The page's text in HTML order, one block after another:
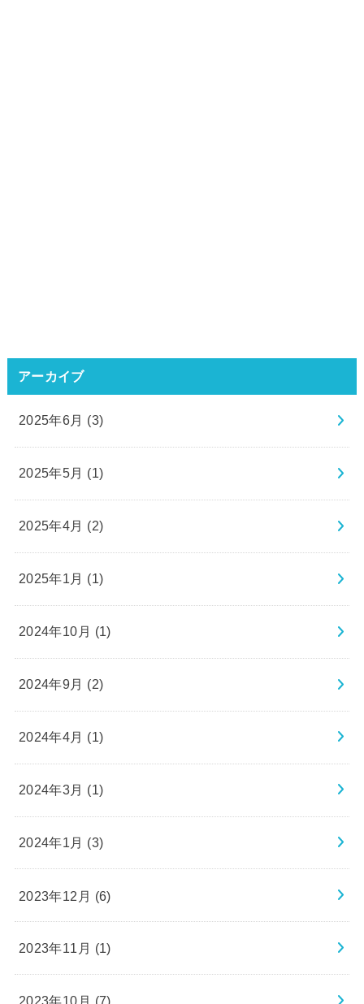
アーカイブ
2025年6月 (3)
2025年5月 (1)
2025年4月 (2)
2025年1月 (1)
2024年10月 (1)
2024年9月 (2)
2024年4月 (1)
2024年3月 (1)
2024年1月 (3)
2023年12月 (6)
2023年11月 (1)
2023年10月 (7)